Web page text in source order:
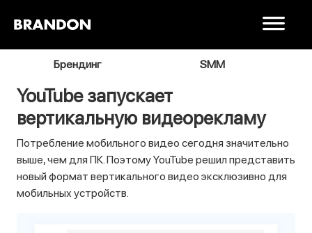
Брендинг SMM
YouTube запускает
вертикальную видеорекламу
Потребление мобильного видео сегодня значительно
выше, чем для ПК. Поэтому YouTube решил представить
новый формат вертикального видео эксклюзивно для
мобильных устройств.